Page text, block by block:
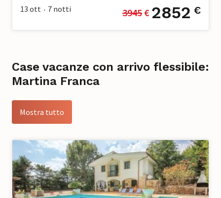
13 ott • 7 notti 3945 € 2852 €
Case vacanze con arrivo flessibile:
Martina Franca
Mostra tutto